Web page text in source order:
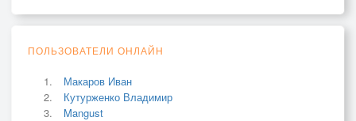
ПОЛЬЗОВАТЕЛИ ОНЛАЙН
Макаров Иван
Кутурженко Владимир
Mangust